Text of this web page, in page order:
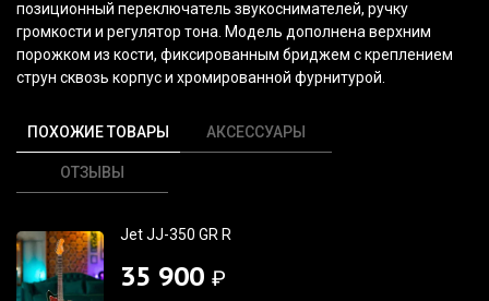
позиционный переключатель звукоснимателей, ручку
громкости и регулятор тона. Модель дополнена верхним
порожком из кости, фиксированным бриджем с креплением
струн сквозь корпус и хромированной фурнитурой.
ПОХОЖИЕ ТОВАРЫ АКСЕССУАРЫ
ОТЗЫВЫ
Jet JJ-350 GR R
35 900 ₽